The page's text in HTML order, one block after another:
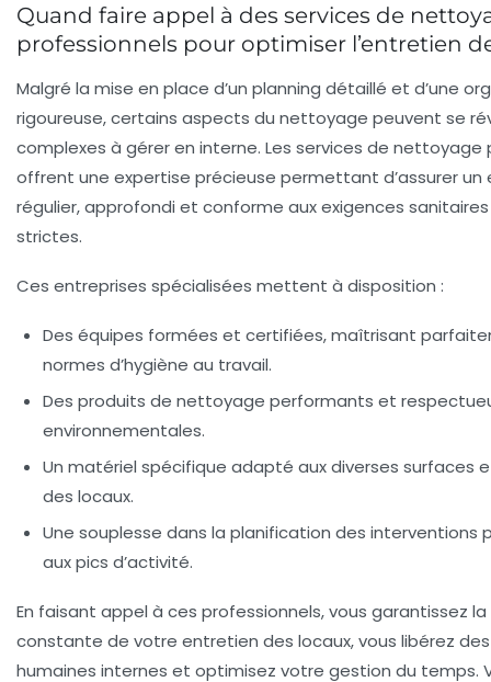
Quand faire appel à des services de
professionnels pour optimiser l’entretien
Malgré la mise en place d’un planning détaillé et d’une
rigoureuse, certains aspects du nettoyage peuvent se
complexes à gérer en interne. Les services de nettoyage
offrent une expertise précieuse permettant d’assurer un
régulier, approfondi et conforme aux exigences sanitaires
strictes.
Ces entreprises spécialisées mettent à disposition :
Des équipes formées et certifiées, maîtrisant
normes d’hygiène au travail.
Des produits de nettoyage performants et
environnementales.
Un matériel spécifique adapté aux diverses surfaces
des locaux.
Une souplesse dans la planification des interventions
aux pics d’activité.
En faisant appel à ces professionnels, vous garantissez
constante de votre entretien des locaux, vous libérez
humaines internes et optimisez votre gestion du temps.